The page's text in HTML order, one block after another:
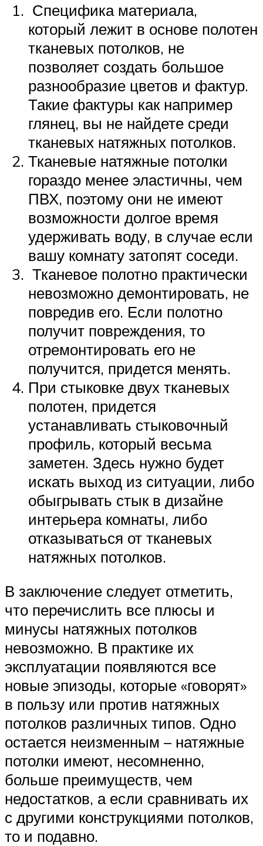
Специфика материала,
который лежит в основе полотен
тканевых потолков, не
позволяет создать большое
разнообразие цветов и фактур.
Такие фактуры как например
глянец, вы не найдете среди
тканевых натяжных потолков.
Тканевые натяжные потолки
гораздо менее эластичны, чем
ПВХ, поэтому они не имеют
возможности долгое время
удерживать воду, в случае если
вашу комнату затопят соседи.
Тканевое полотно практически
невозможно демонтировать, не
повредив его. Если полотно
получит повреждения, то
отремонтировать его не
получится, придется менять.
При стыковке двух тканевых
полотен, придется
устанавливать стыковочный
профиль, который весьма
заметен. Здесь нужно будет
искать выход из ситуации, либо
обыгрывать стык в дизайне
интерьера комнаты, либо
отказываться от тканевых
натяжных потолков.
В заключение следует отметить,
что перечислить все плюсы и
минусы натяжных потолков
невозможно. В практике их
эксплуатации появляются все
новые эпизоды, которые «говорят»
в пользу или против натяжных
потолков различных типов. Одно
остается неизменным – натяжные
потолки имеют, несомненно,
больше преимуществ, чем
недостатков, а если сравнивать их
с другими конструкциями потолков,
то и подавно.